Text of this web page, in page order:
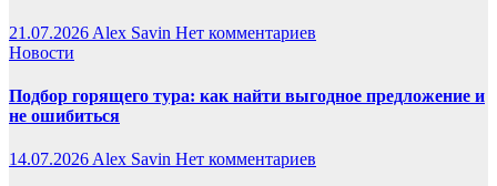
21.07.2026 Alex Savin Нет комментариев
Новости
Подбор горящего тура: как найти выгодное предложение и
не ошибиться
14.07.2026 Alex Savin Нет комментариев